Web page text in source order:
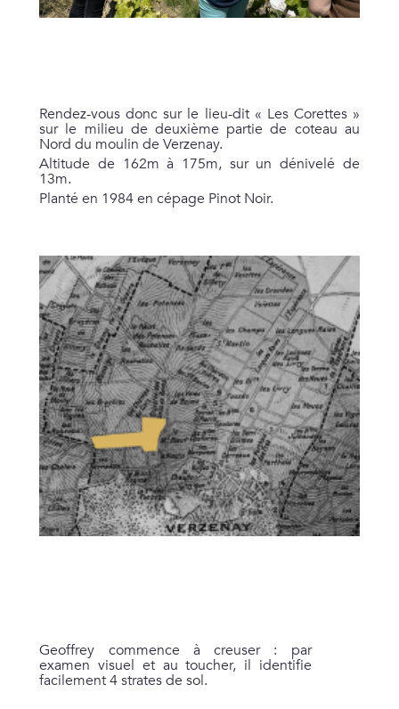
Rendez-vous donc sur le lieu-dit « Les Corettes »
sur le milieu de deuxième partie de coteau au
Nord du moulin de Verzenay.
Altitude de 162m à 175m, sur un dénivelé de
13m.
Planté en 1984 en cépage Pinot Noir.
Geoffrey commence à creuser : par
examen visuel et au toucher, il identifie
facilement 4 strates de sol.